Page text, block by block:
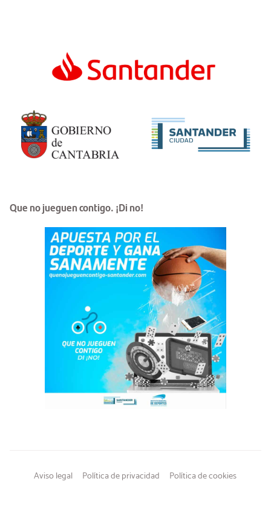
Que no jueguen contigo. ¡Di no!
Aviso legal Política de privacidad Política de cookies